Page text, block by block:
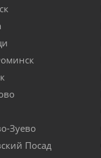
Зуево
Посад